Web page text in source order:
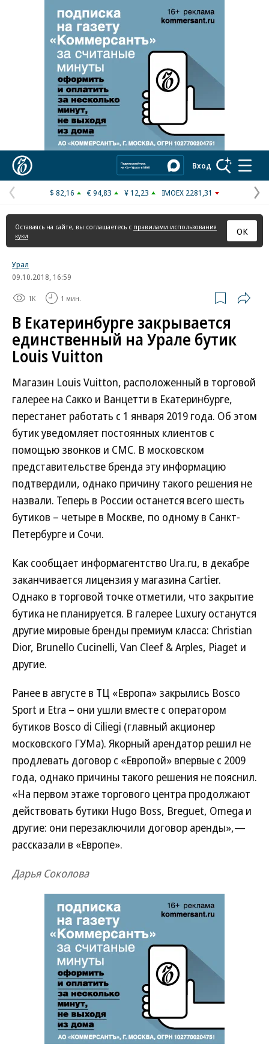
Реклама в «Ъ» www.kommersant.ru/ad
Вход
Предыдущая
страница
$ 82,16 € 94,83 ¥ 12,23 IMOEX 2281,31
Оставаясь на сайте, вы соглашаетесь с правилами использования
куки
ОК
Урал
09.10.2018, 16:59
1K 1 мин.
В Екатеринбурге закрывается
единственный на Урале бутик
Louis Vuitton
Магазин Louis Vuitton, расположенный в торговой
галерее на Сакко и Ванцетти в Екатеринбурге,
перестанет работать с 1 января 2019 года. Об этом
бутик уведомляет постоянных клиентов с
помощью звонков и СМС. В московском
представительстве бренда эту информацию
подтвердили, однако причину такого решения не
назвали. Теперь в России останется всего шесть
бутиков – четыре в Москве, по одному в Санкт-
Петербурге и Сочи.
Как сообщает информагентство Ura.ru, в декабре
заканчивается лицензия у магазина Cartier.
Однако в торговой точке отметили, что закрытие
бутика не планируется. В галерее Luxury останутся
другие мировые бренды премиум класса: Christian
Dior, Brunello Cucinelli, Van Cleef & Arples, Piaget и
другие.
Ранее в августе в ТЦ «Европа» закрылись Bosco
Sport и Etra – они ушли вместе с оператором
бутиков Bosco di Ciliegi (главный акционер
московского ГУМа). Якорный арендатор решил не
продлевать договор с «Европой» впервые с 2009
года, однако причины такого решения не пояснил.
«На первом этаже торгового центра продолжают
действовать бутики Hugo Boss, Breguet, Omega и
другие: они перезаключили договор аренды»,—
рассказали в «Европе».
Дарья Соколова